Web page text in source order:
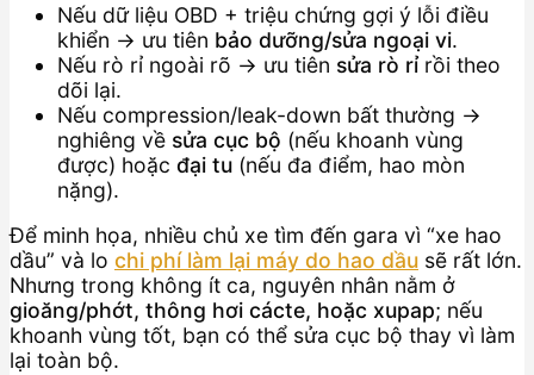
Nếu dữ liệu OBD + triệu chứng gợi ý lỗi điều
khiển → ưu tiên bảo dưỡng/sửa ngoại vi.
Nếu rò rỉ ngoài rõ → ưu tiên sửa rò rỉrồi theo
dõi lại.
Nếu compression/leak-down bất thường →
nghiêng về sửa cục bộ (nếu khoanh vùng
được) hoặc đại tu (nếu đa điểm, hao mòn
nặng).
Để minh họa, nhiều chủ xe tìm đến gara vì “xe hao
dầu” và lo chi phí làm lại máy do hao dầu sẽ rất lớn.
Nhưng trong không ít ca, nguyên nhân nằm ở
gioăng/phớt, thông hơi cácte, hoặc xupap; nếu
khoanh vùng tốt, bạn có thể sửa cục bộ thay vì làm
lại toàn bộ.